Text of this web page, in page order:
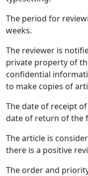
The period for
weeks.
The reviewer is
private property of
confidential
to make copies of
The date of receipt
date of return of the
The article is
there is a positive
The order and